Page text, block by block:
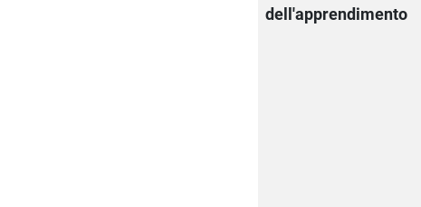
dell'apprendimento